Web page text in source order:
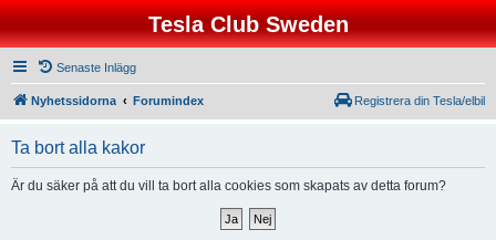
Tesla Club Sweden
Senaste Inlägg
Nyhetssidorna Forumindex Registrera din Tesla/elbil
Ta bort alla kakor
Är du säker på att du vill ta bort alla cookies som skapats av detta forum?